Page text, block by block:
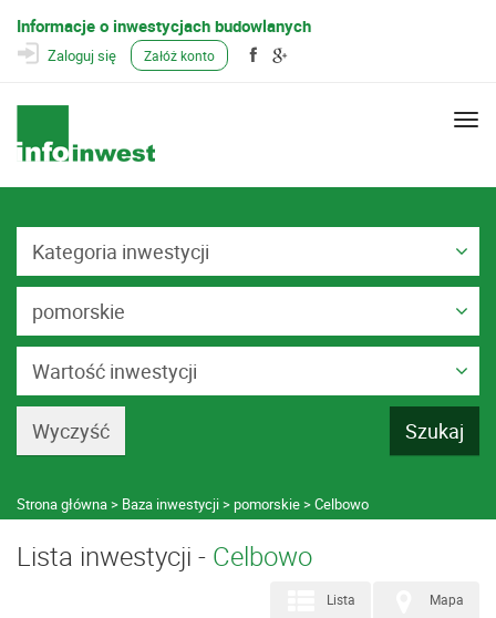
Informacje o inwestycjach budowlanych
Zaloguj się Załóż konto
Kategoria inwestycji
pomorskie
Wartość inwestycji
Strona główna Baza inwestycji pomorskie Celbowo
Lista inwestycji - Celbowo
Mapa
Lista